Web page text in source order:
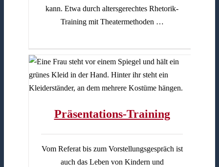
kann. Etwa durch altersgerechtes Rhetorik-
Training mit Theatermethoden …
Präsentations-Training
Vom Referat bis zum Vorstellungsgespräch ist
auch das Leben von Kindern und